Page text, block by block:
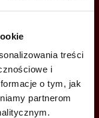
treści
i
o tym, jak
partnerom